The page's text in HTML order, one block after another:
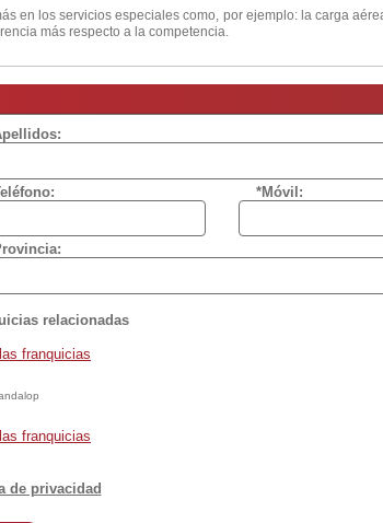
en los servicios especiales como, por ejemplo: la carga
más respecto a la competencia.
*Móvil:
relacionadas
franquicias
franquicias
de privacidad